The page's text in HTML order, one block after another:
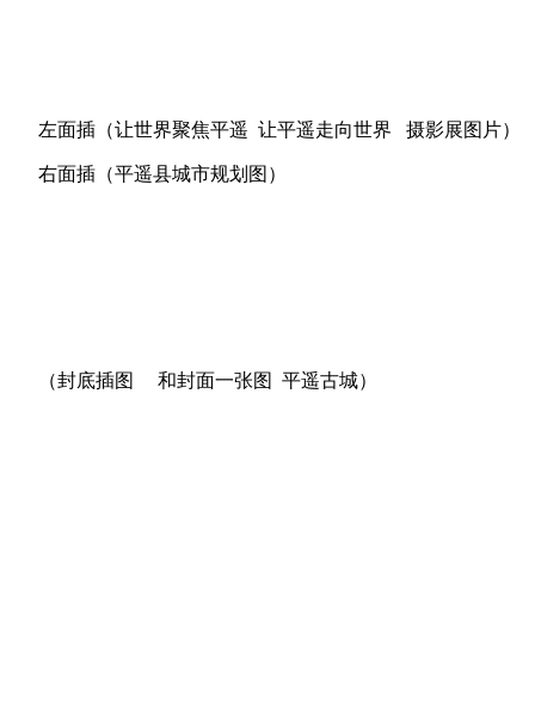
左面插（让世界聚焦平遥 让平遥走向世界 摄影展图片）
右面插（平遥县城市规划图）
（封底插图 和封面一张图 平遥古城）